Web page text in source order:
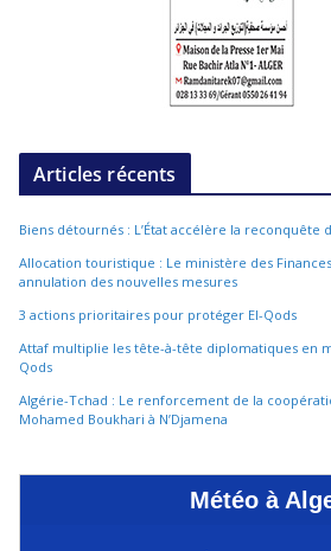
Articles récents
Biens détournés : L’État accélère la reconquête
Allocation touristique : Le ministère des
annulation des nouvelles mesures
3 actions prioritaires pour protéger El-Qods
Attaf multiplie les tête-à-tête diplomatiques en
Qods
Algérie-Tchad : Le renforcement de la
Mohamed Boukhari à N’Djamena
Météo à